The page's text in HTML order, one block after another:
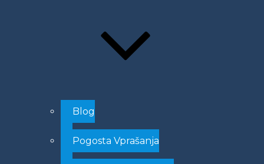
Blog
Pogosta Vprašanja